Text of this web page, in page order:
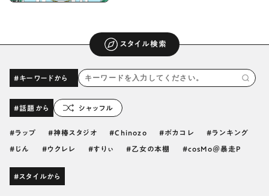
スタイル検索
#キーワードから
#話題から シャッフル
ラップ 神椿スタジオ Chinozo ボカコレ ランキング
じん ウクレレ すりぃ 乙女の本棚 cosMo＠暴走P
#スタイルから